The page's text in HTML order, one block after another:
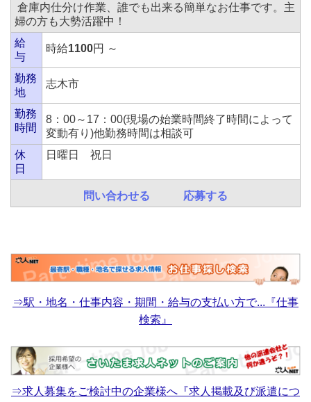
倉庫内仕分け作業、誰でも出来る簡単なお仕事です。主
婦の方も大勢活躍中！
給
与
時給1100円 ～
勤務
地
志木市
勤務
時間
8：00～17：00(現場の始業時間終了時間によって
変動有り)他勤務時間は相談可
休
日
日曜日 祝日
問い合わせる 応募する
⇒駅・地名・仕事内容・期間・給与の支払い方で...『仕事
検索』
⇒求人募集をご検討中の企業様へ『求人掲載及び派遣につ